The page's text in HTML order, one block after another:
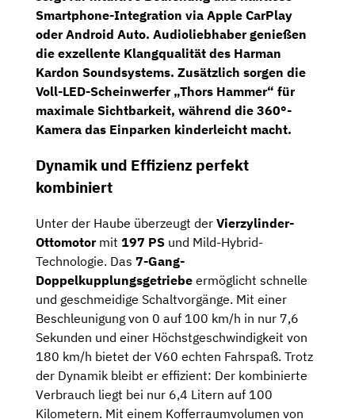
Smartphone-Integration via Apple CarPlay
oder Android Auto. Audioliebhaber genießen
die exzellente Klangqualität des Harman
Kardon Soundsystems. Zusätzlich sorgen die
Voll-LED-Scheinwerfer „Thors Hammer“ für
maximale Sichtbarkeit, während die 360°-
Kamera das Einparken kinderleicht macht.
Dynamik und Effizienz perfekt
kombiniert
Unter der Haube überzeugt der Vierzylinder-
Ottomotormit 197 PS und Mild-Hybrid-
Technologie. Das 7-Gang-
Doppelkupplungsgetriebe ermöglicht schnelle
und geschmeidige Schaltvorgänge. Mit einer
Beschleunigung von 0 auf 100 km/h in nur 7,6
Sekunden und einer Höchstgeschwindigkeit von
180 km/h bietet der V60 echten Fahrspaß. Trotz
der Dynamik bleibt er effizient: Der kombinierte
Verbrauch liegt bei nur 6,4 Litern auf 100
Kilometern. Mit einem Kofferraumvolumen von